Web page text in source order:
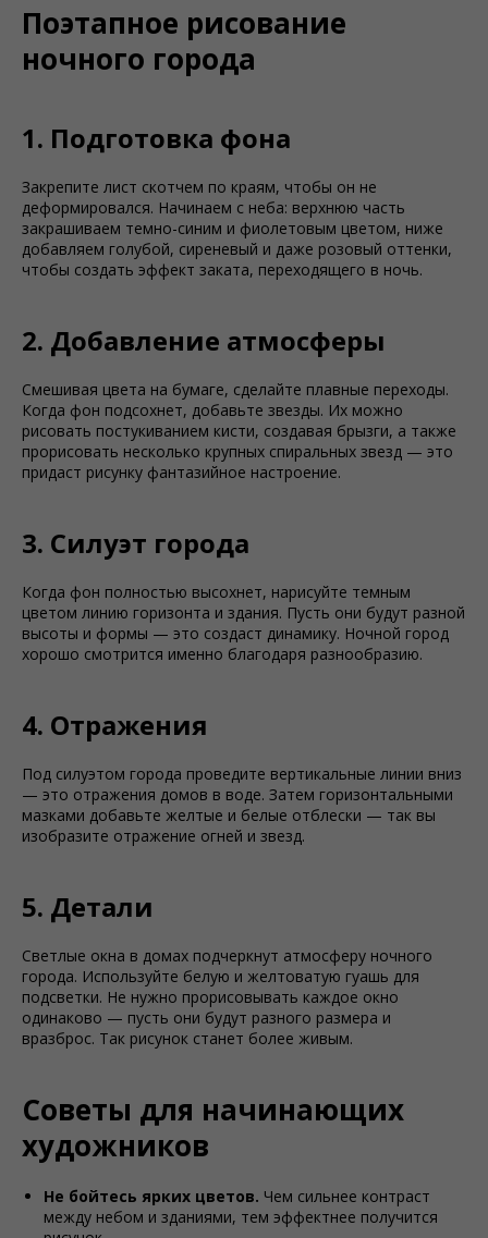
Поэтапное рисование
ночного города
1. Подготовка фона
Закрепите лист скотчем по краям, чтобы он не
деформировался. Начинаем с неба: верхнюю часть
закрашиваем темно-синим и фиолетовым цветом, ниже
добавляем голубой, сиреневый и даже розовый оттенки,
чтобы создать эффект заката, переходящего в ночь.
2. Добавление атмосферы
Смешивая цвета на бумаге, сделайте плавные переходы.
Когда фон подсохнет, добавьте звезды. Их можно
рисовать постукиванием кисти, создавая брызги, а также
прорисовать несколько крупных спиральных звезд — это
придаст рисунку фантазийное настроение.
3. Силуэт города
Когда фон полностью высохнет, нарисуйте темным
цветом линию горизонта и здания. Пусть они будут разной
высоты и формы — это создаст динамику. Ночной город
хорошо смотрится именно благодаря разнообразию.
4. Отражения
Под силуэтом города проведите вертикальные линии вниз
— это отражения домов в воде. Затем горизонтальными
мазками добавьте желтые и белые отблески — так вы
изобразите отражение огней и звезд.
5. Детали
Светлые окна в домах подчеркнут атмосферу ночного
города. Используйте белую и желтоватую гуашь для
подсветки. Не нужно прорисовывать каждое окно
одинаково — пусть они будут разного размера и
вразброс. Так рисунок станет более живым.
Советы для начинающих
художников
Не бойтесь ярких цветов. Чем сильнее контраст
между небом и зданиями, тем эффектнее получится